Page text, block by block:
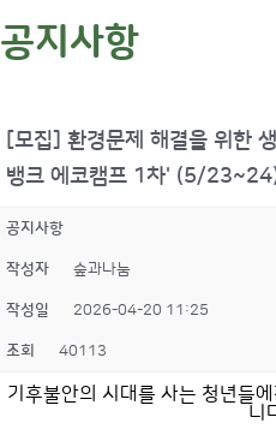
공지사항
[모집] 환경문제 해결을 위한
뱅크 에코캠프 1차' (5/
공지사항
작성자 숲과나눔
작성일 2026-04-20 11:25
조회 40113
기후불안의 시대를 사는 청년들
니